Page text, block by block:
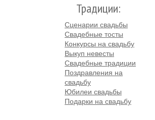
Традиции:
Сценарии свадьбы
Свадебные тосты
Конкурсы на свадьбу
Выкуп невесты
Свадебные традиции
Поздравления на
свадьбу
Юбилеи свадьбы
Подарки на свадьбу